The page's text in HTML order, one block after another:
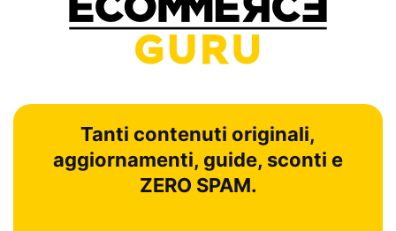
Tanti contenuti originali,
aggiornamenti, guide, sconti e
ZERO SPAM.